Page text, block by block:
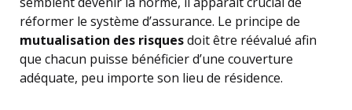
réformer le système d’assurance. Le principe de
mutualisation des risquesdoit être réévalué afin
que chacun puisse bénéficier d’une couverture
adéquate, peu importe son lieu de résidence.